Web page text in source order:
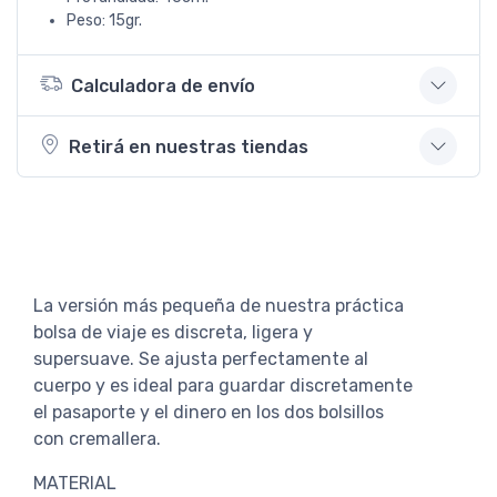
Peso: 15gr.
Calculadora de envío
Retirá en nuestras tiendas
La versión más pequeña de nuestra práctica
bolsa de viaje es discreta, ligera y
supersuave. Se ajusta perfectamente al
cuerpo y es ideal para guardar discretamente
el pasaporte y el dinero en los dos bolsillos
con cremallera.
MATERIAL